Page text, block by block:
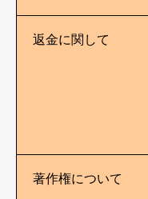
返金に関して
著作権について